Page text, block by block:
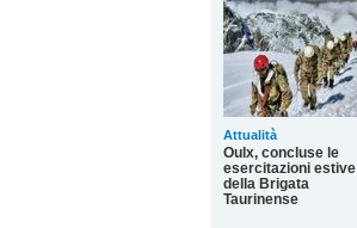
Attualità
Oulx, concluse le
esercitazioni estive
della Brigata
Taurinense